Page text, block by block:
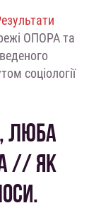
ОПОРА та
соціології
ЛЮБА
// ЯК